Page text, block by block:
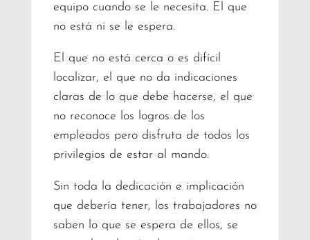
equipo cuando se le necesita. El que
no está ni se le espera.
El que no está cerca o es difícil
localizar, el que no da indicaciones
claras de lo que debe hacerse, el que
no reconoce los logros de los
empleados pero disfruta de todos los
privilegios de estar al mando.
Sin toda la dedicación e implicación
que debería tener, los trabajadores no
saben lo que se espera de ellos, se